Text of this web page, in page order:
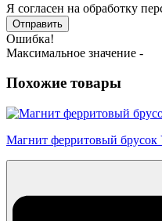
Я согласен на обработку
Отправить
Ошибка!
Максимальное значение -
Похожие товары
Магнит ферритовый